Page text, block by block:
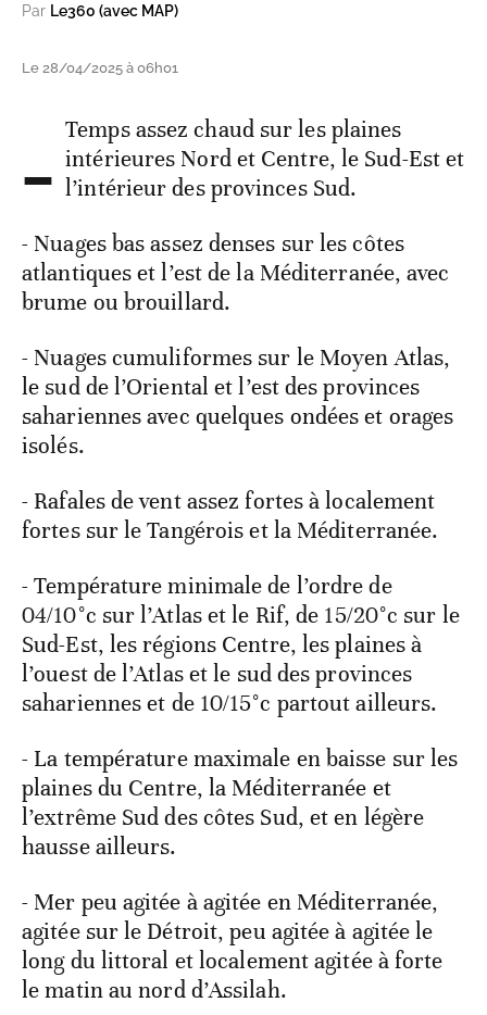
Par Le360 (avec MAP)
Le 28/04/2025 à 06h01
- Temps assez chaud sur les plaines
intérieures Nord et Centre, le Sud-Est et
l’intérieur des provinces Sud.
- Nuages bas assez denses sur les côtes
atlantiques et l’est de la Méditerranée, avec
brume ou brouillard.
- Nuages cumuliformes sur le Moyen Atlas,
le sud de l’Oriental et l’est des provinces
sahariennes avec quelques ondées et orages
isolés.
- Rafales de vent assez fortes à localement
fortes sur le Tangérois et la Méditerranée.
- Température minimale de l’ordre de
04/10°c sur l’Atlas et le Rif, de 15/20°c sur le
Sud-Est, les régions Centre, les plaines à
l’ouest de l’Atlas et le sud des provinces
sahariennes et de 10/15°c partout ailleurs.
- La température maximale en baisse sur les
plaines du Centre, la Méditerranée et
l’extrême Sud des côtes Sud, et en légère
hausse ailleurs.
- Mer peu agitée à agitée en Méditerranée,
agitée sur le Détroit, peu agitée à agitée le
long du littoral et localement agitée à forte
le matin au nord d’Assilah.